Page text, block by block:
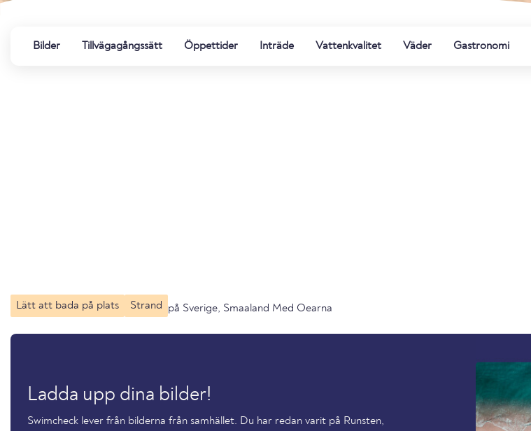
Bilder Tillvägagångssätt Öppettider Inträde Vattenkvalitet Väder Gastronomi
Lätt att bada på plats Strand på Sverige, Smaaland Med Oearna
Ladda upp dina bilder!
Swimcheck lever från bilderna från samhället. Du har redan varit på Runsten,